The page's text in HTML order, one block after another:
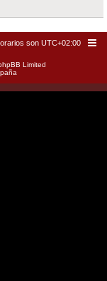
son UTC+02:00
Limited